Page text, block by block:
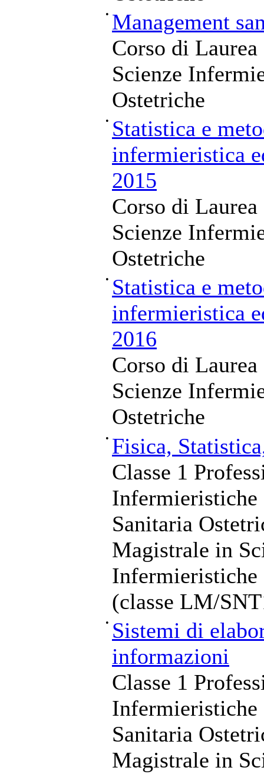
• Management
Corso di
Scienze
Ostetriche
• Statistica e
infermieristica
2015
Corso di
Scienze
Ostetriche
• Statistica e
infermieristica
2016
Corso di
Scienze
Ostetriche
• Fisica,
Classe 1
Infermieristiche
Sanitaria
Magistrale in
Infermieristiche
(classe LM/
• Sistemi di
informazioni
Classe 1
Infermieristiche
Sanitaria
Magistrale in